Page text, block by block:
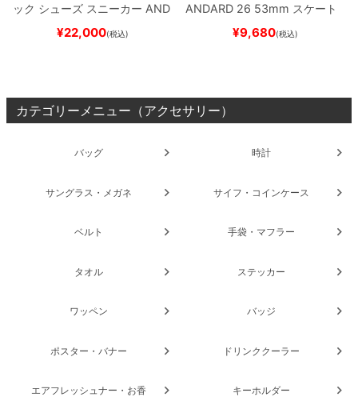
ック シューズ スニーカー AND
REW REYNOLDS 933
BROWN/BLACKスケート
¥22,000(税込)
ANDARD 26 53mm スケート
ボード スケボー
¥9,680(税込)
カテゴリーメニュー（アクセサリー）
バッグ 時計
サングラス・メガネ サイフ・コインケース
ベルト 手袋・マフラー
タオル ステッカー
ワッペン バッジ
ポスター・バナー ドリンククーラー
エアフレッシュナー・お香 キーホルダー